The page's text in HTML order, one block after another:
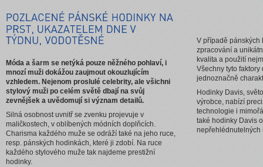
Móda a šarm se netýká pouze něžného pohlaví, i
mnozí muži dokážou zaujmout okouzlujícím
vzhledem. Nejenom proslulé celebrity, ale všichni
stylový muži po celém světě dbají na svůj
zevnějšek a uvědomují si význam detailů.
Silná osobnost uvnitř se zvenku projevuje v
maličkostech, v oblíbených módních doplňcích.
Charisma každého muže se odráží také na jeho ruce,
resp. pánských hodinkách, které ji zdobí. Na ruce
každého stylového muže tak najdeme prestižní
hodinky.
V případě pánských
zpracování a
kvalita a použití
Všechny tyto
jednoznačně
Hodinky Davis,
výrobce, nabízí
technologie i
také hodinky Davis
nepřehlédnutelných